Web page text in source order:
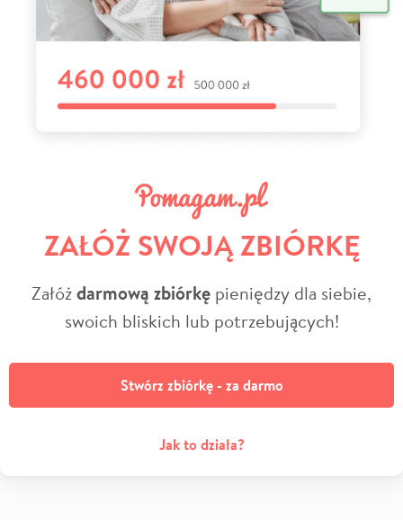
ZAŁÓŻ SWOJĄ ZBIÓRKĘ
Załóżdarmową zbiórkę pieniędzy dla siebie,
swoich bliskich lub potrzebujących!
Stwórz zbiórkę - za darmo
Jak to działa?